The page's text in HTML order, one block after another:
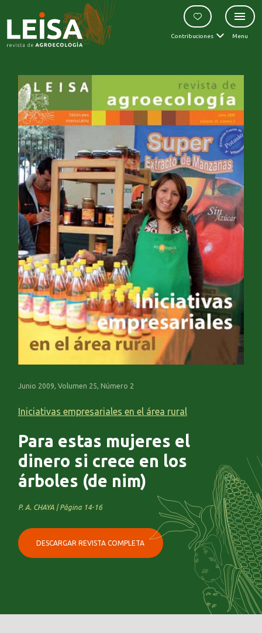
Contribuciones Menu
Junio 2009, Volumen 25, Número 2
Iniciativas empresariales en el área rural
Para estas mujeres el
dinero si crece en los
árboles (de nim)
P. A. CHAYA | Página 14-16
DESCARGAR REVISTA COMPLETA